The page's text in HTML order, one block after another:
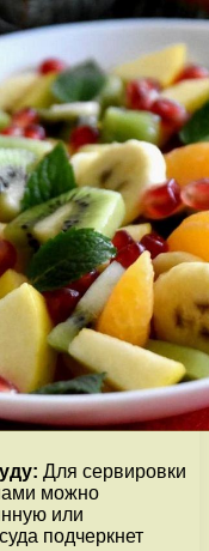
Для сервировки
можно
или
подчеркнет